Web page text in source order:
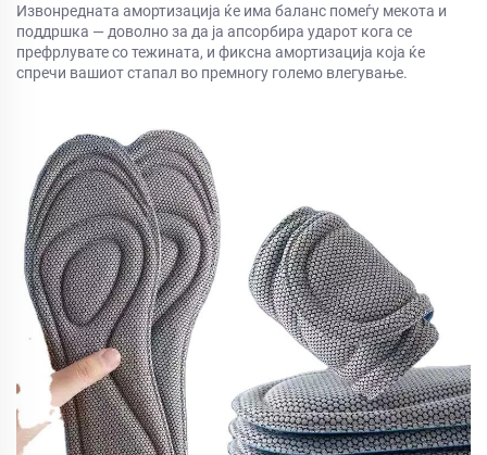
Извонредната амортизација ќе има баланс помеѓу мекота и
поддршка — доволно за да ја апсорбира ударот кога се
префрлувате со тежината, и фиксна амортизација која ќе
спречи вашиот стапал во премногу големо влегување.